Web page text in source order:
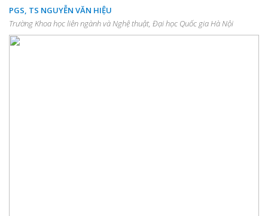
PGS, TS NGUYỄN VĂN HIỆU
Trường Khoa học liên ngành và Nghệ thuật, Đại học Quốc gia Hà Nội